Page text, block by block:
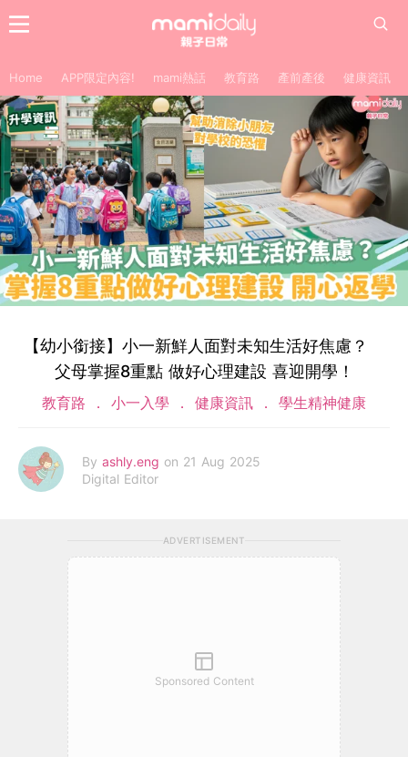
Home APP限定內容! mami熱話 教育路 產前產後 健康資訊
【幼小銜接】小一新鮮人面對未知生活好焦慮？
父母掌握8重點 做好心理建設 喜迎開學！
教育路 小一入學 健康資訊 學生精神健康
By ashly.eng on 21 Aug 2025
Digital Editor
ADVERTISEMENT
Sponsored Content